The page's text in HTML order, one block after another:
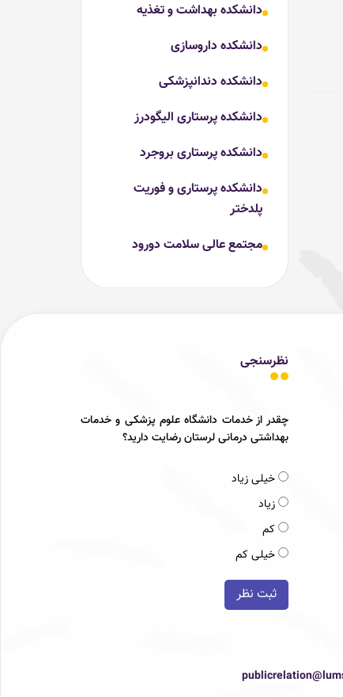
دانشکده بهداشت و تغذیه
دانشکده داروسازی
دانشکده دندانپزشکی
دانشکده پرستاری الیگودرز
دانشکده پرستاری بروجرد
دانشکده پرستاری و فوریت
پلدختر
مجتمع عالی سلامت دورود
نظرسنجی
چقدر از خدمات دانشگاه علوم پزشکی و خدمات
بهداشتی درمانی لرستان رضایت دارید؟
خیلی زیاد
زیاد
کم
خیلی کم
ثبت نظر